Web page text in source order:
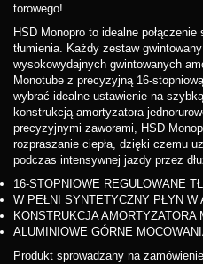
torowego!
HSD Monopro to idealne
tłumienia. Każdy zestaw
wysokowydajnych gwintowanych
Monotube z precyzyjną 16-
wybrać idealne ustawienie na
konstrukcją amortyzatora
precyzyjnymi zaworami, HSD
rozpraszanie ciepła, dzięki czemu
podczas intensywnej jazdy przez
16-STOPNIOWE REGULOWANE
W PEŁNI SYNTETYCZNY PŁYN W
KONSTRUKCJA AMORTYZATORA
ALUMINIOWE GÓRNE
Produkt sprowadzany na